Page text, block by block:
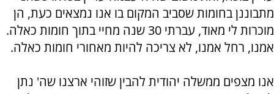
מתבוננן בחומות שסביב המקום בו אנו נמצאים כעת, הן
מוכרות לי מאוד, עברתי 30 שנה מחיי בתוך חומות כאלה.
אמנו, רחל אמנו, לא צריכה להיות מאחורי חומות כאלה.
אנו מצפים ממשלה יהודית להבין שזוהי ארצנו שה' נתן